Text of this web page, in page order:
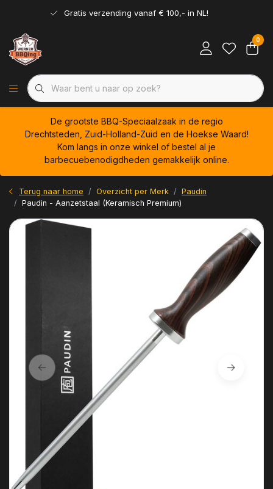
Gratis verzending vanaf € 100,- in NL!
0
De grootste BBQ-Speciaalzaak in de regio
Drechtsteden, Zuid-Holland-Zuid en de Hoekse Waard!
Kom langs in onze winkel of bestel al je
barbecuebenodigdheden gemakkelijk online.
Terug naar home Overzicht per Merk
Paudin
Paudin - Aanzetstaal (Keramisch Premium)